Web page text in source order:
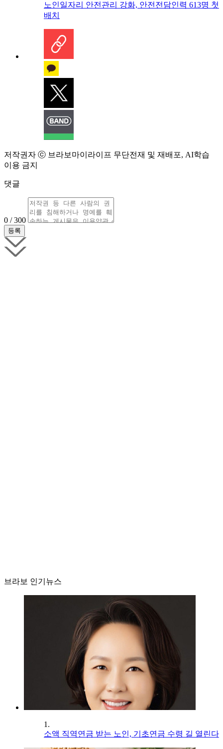
노인일자리 안전관리 강화, 안전전담인력 613명 첫
배치
저작권자 ⓒ 브라보마이라이프 무단전재 및 재배포, AI학습
이용 금지
댓글
0 / 300
브라보 인기뉴스
1.
소액 직역연금 받는 노인, 기초연금 수령 길 열린다